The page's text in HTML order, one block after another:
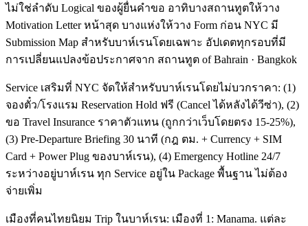
ไม่ใช่ลำดับ Logical ของผู้ยื่นคำขอ อาทิบางสถานทูตให้วาง
Motivation Letter หน้าสุด บางแห่งให้วาง Form ก่อน NYC มี
Submission Map สำหรับบาห์เรนโดยเฉพาะ อัปเดตทุกรอบที่มี
การเปลี่ยนแปลงข้อประกาศจาก สถานทูต of Bahrain · Bangkok
Service เสริมที่ NYC จัดให้สำหรับบาห์เรนโดยไม่บวกราคา: (1)
จองตั๋ว/โรงแรม Reservation Hold ฟรี (Cancel ได้หลังได้วีซ่า), (2)
ขอ Travel Insurance ราคาตัวแทน (ถูกกว่าเว็บโดยตรง 15-25%),
(3) Pre-Departure Briefing 30 นาที (กฎ ตม. + Currency + SIM
Card + Power Plug ของบาห์เรน), (4) Emergency Hotline 24/7
ระหว่างอยู่บาห์เรน ทุก Service อยู่ใน Package พื้นฐาน ไม่ต้อง
จ่ายเพิ่ม
เมืองที่คนไทยนิยม Trip ในบาห์เรน: เมืองที่ 1: Manama. แต่ละ